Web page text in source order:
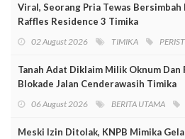
Viral, Seorang Pria Tewas Bersimbah
Raffles Residence 3 Timika
02 August 2026 TIMIKA
Tanah Adat Diklaim Milik Oknum Dan
Blokade Jalan Cenderawasih Timika
06 August 2026 BERITA UTAMA
Meski Izin Ditolak, KNPB Mimika